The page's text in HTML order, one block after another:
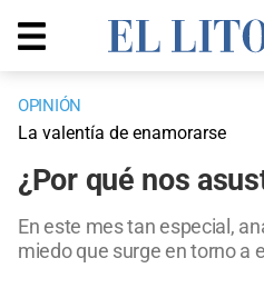
OPINIÓN
La valentía de enamorarse
¿Por qué nos
En este mes tan especial,
miedo que surge en torno a